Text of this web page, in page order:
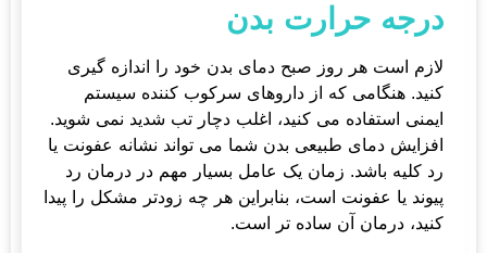
درجه حرارت بدن
لازم است هر روز صبح دمای بدن خود را اندازه گیری
کنید. هنگامی که از داروهای سرکوب کننده سیستم
ایمنی استفاده می کنید، اغلب دچار تب شدید نمی شوید.
افزایش دمای طبیعی بدن شما می تواند نشانه عفونت یا
رد کلیه باشد. زمان یک عامل بسیار مهم در درمان رد
پیوند یا عفونت است، بنابراین هر چه زودتر مشکل را پیدا
کنید، درمان آن ساده تر است.